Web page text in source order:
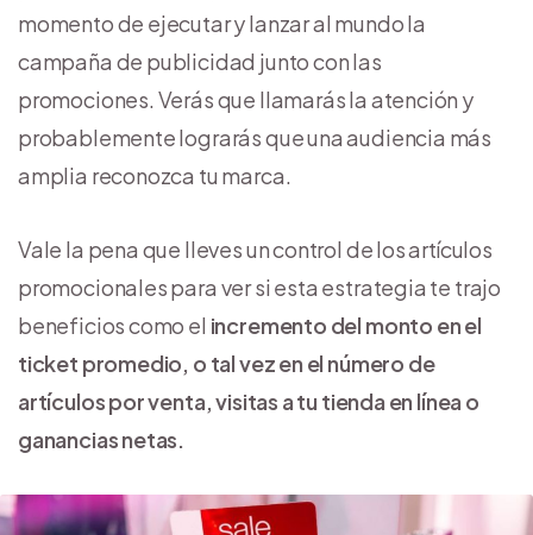
momento de ejecutar y lanzar al mundo la
campaña de publicidad junto con las
promociones. Verás que llamarás la atención y
probablemente lograrás que una audiencia más
amplia reconozca tu marca.
Vale la pena que lleves un control de los artículos
promocionales para ver si esta estrategia te trajo
beneficios como el incremento del monto en el
ticket promedio, o tal vez en el número de
artículos por venta, visitas a tu tienda en línea o
ganancias netas.